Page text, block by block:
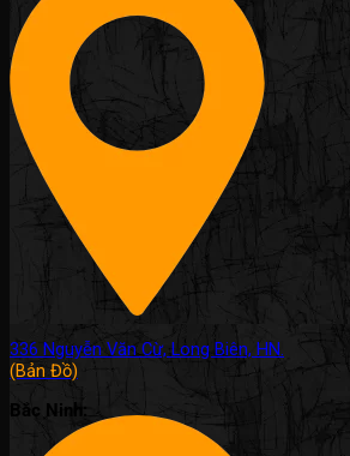
336 Nguyễn Văn Cừ, Long Biên, HN.
(Bản Đồ)
Bắc Ninh: